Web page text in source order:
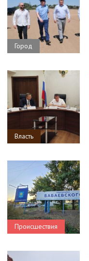
Город
Власть
Происшествия